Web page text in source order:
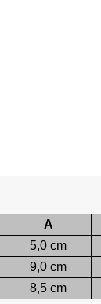
A
5,0 cm
9,0 cm
8,5 cm